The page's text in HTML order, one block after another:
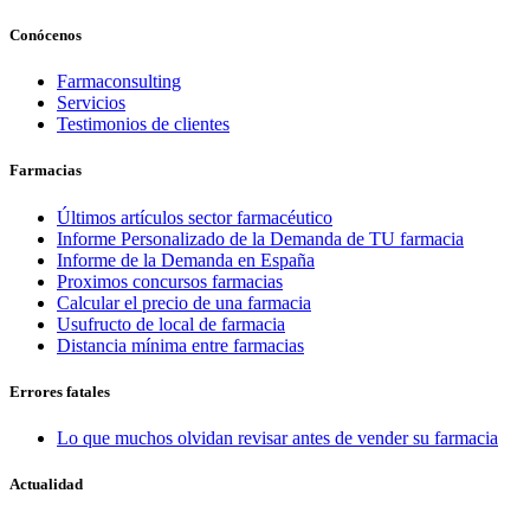
Conócenos
Farmaconsulting
Servicios
Testimonios de clientes
Farmacias
Últimos artículos sector farmacéutico
Informe Personalizado de la Demanda de TU farmacia
Informe de la Demanda en España
Proximos concursos farmacias
Calcular el precio de una farmacia
Usufructo de local de farmacia
Distancia mínima entre farmacias
Errores fatales
Lo que muchos olvidan revisar antes de vender su farmacia
Actualidad